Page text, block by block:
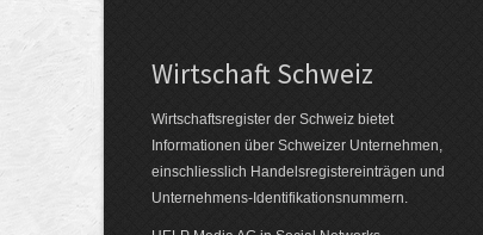
Wirtschaft Schweiz
Wirtschaftsregister der Schweiz bietet
Informationen über Schweizer Unternehmen,
einschliesslich Handelsregistereinträgen und
Unternehmens-Identifikationsnummern.